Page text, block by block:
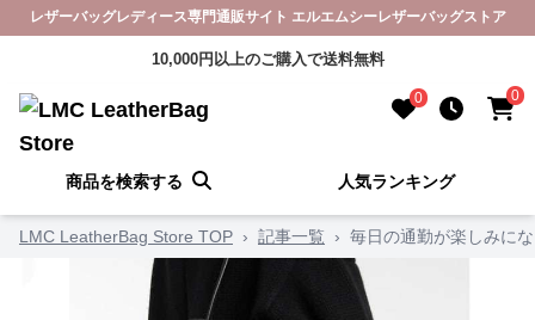
レザーバッグレディース専門通販サイト エルエムシーレザーバッグストア
10,000円以上のご購入で送料無料
0 0
商品を検索する 人気ランキング
LMC LeatherBag Store TOP › 記事一覧 › 毎日の通勤が楽しみに